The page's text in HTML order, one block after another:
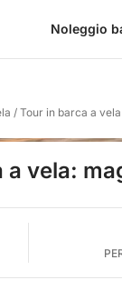
Noleggio
/ Tour in barca a
vela: